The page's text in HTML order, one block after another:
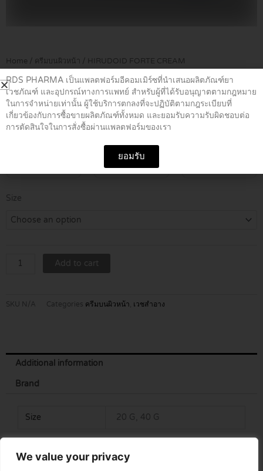
We value your privacy
Home / ครีมบนผิวหน้า / HIRUDOID FORTE CREAM
HIRUDOID FORTE CREAM
฿229.00 – ฿290.00Price
range:
฿229.00
through
Size
HIRUDOID
CREAM
Add to cart
SKU N/A Categories ครีมบนผิวหน้า, เวชสำอาง
Additional information
Brand
Size 20 G, 40 G
RDS PHARMA เป็นแพลตฟอร์มอีคอมเมิร์ซที่นำเสนอผลิตภัณฑ์ยา
เวชภัณฑ์ และอุปกรณ์ทางการแพทย์ สำหรับผู้ที่ได้รับอนุญาตตามกฎหมาย
ในการจำหน่ายเท่านั้น ผู้ใช้บริการตกลงที่จะปฏิบัติตามกฎระเบียบที่
เกี่ยวข้องกับการซื้อขายผลิตภัณฑ์ทั้งหมด และยอมรับความรับผิดชอบต่อ
การตัดสินใจในการสั่งซื้อผ่านแพลตฟอร์มของเรา
ยอมรับ